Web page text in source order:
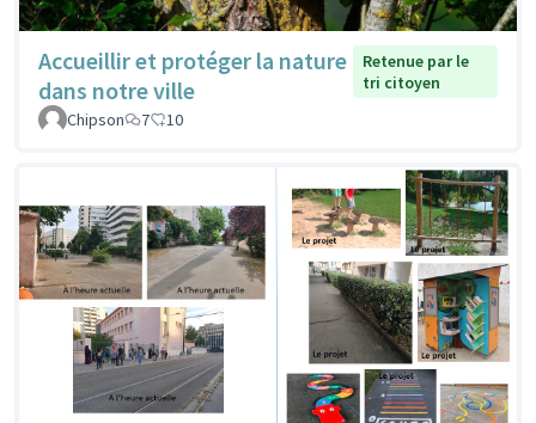
Accueillir et protéger la nature
dans notre ville
Retenue par le
tri citoyen
Chipson
7 10